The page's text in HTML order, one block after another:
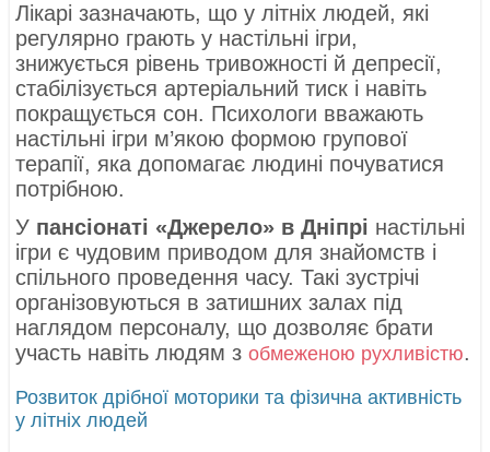
Лікарі зазначають, що у літніх людей, які
регулярно грають у настільні ігри,
знижується рівень тривожності й депресії,
стабілізується артеріальний тиск і навіть
покращується сон. Психологи вважають
настільні ігри м’якою формою групової
терапії, яка допомагає людині почуватися
потрібною.
У пансіонаті «Джерело» в Дніпрі настільні
ігри є чудовим приводом для знайомств і
спільного проведення часу. Такі зустрічі
організовуються в затишних залах під
наглядом персоналу, що дозволяє брати
участь навіть людям зобмеженою рухливістю.
Розвиток дрібної моторики та фізична активність
у літніх людей